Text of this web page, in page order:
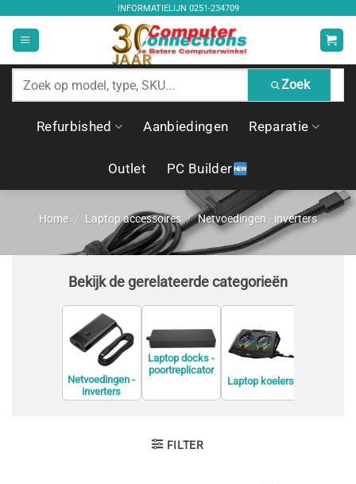
inhoud
INFORMATIELIJN 0251-234709
Zoek
producten
Zoek
Refurbished Aanbiedingen Reparatie
Outlet PC Builder
Home / Laptop accessoires / Netvoedingen - inverters
Bekijk de gerelateerde categorieën
Netvoedingen -
inverters
Laptop docks -
poortreplicator
Laptop koelers
FILTER